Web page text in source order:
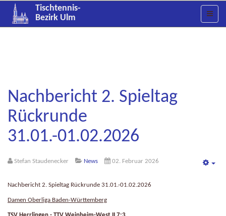
Tischtennis-
Bezirk Ulm
Nachbericht 2. Spieltag
Rückrunde
31.01.-01.02.2026
Stefan Staudenecker News 02. Februar 2026
Nachbericht 2. Spieltag Rückrunde 31.01.-01.02.2026
Damen Oberliga Baden-Württemberg